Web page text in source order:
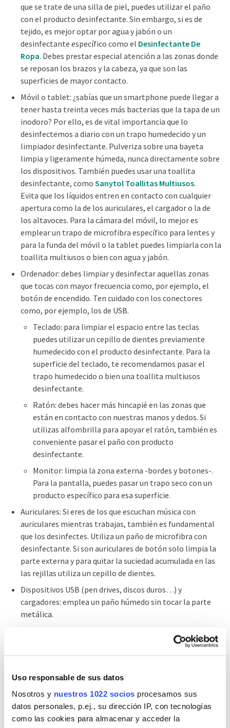
Uso responsable de sus datos
Nosotros y nuestros 1022 socios procesamos sus
datos personales, p.ej., su dirección IP, con tecnologías
como las cookies para almacenar y acceder la
que se trate de una silla de piel, puedes utilizar el paño
con el producto desinfectante. Sin embargo, si es de
tejido, es mejor optar por agua y jabón o un
desinfectante específico como el Desinfectante De
Ropa. Debes prestar especial atención a las zonas donde
se reposan los brazos y la cabeza, ya que son las
superficies de mayor contacto.
Móvil o tablet: ¿sabías que un smartphone puede llegar a
tener hasta treinta veces más bacterias que la tapa de un
inodoro? Por ello, es de vital importancia que lo
desinfectemos a diario con un trapo humedecido y un
limpiador desinfectante. Pulveriza sobre una bayeta
limpia y ligeramente húmeda, nunca directamente sobre
los dispositivos. También puedes usar una toallita
desinfectante, como Sanytol Toallitas Multiusos.
Evita que los líquidos entren en contacto con cualquier
apertura como la de los auriculares, el cargador o la de
los altavoces. Para la cámara del móvil, lo mejor es
emplear un trapo de microfibra específico para lentes y
para la funda del móvil o la tablet puedes limpiarla con la
toallita multiusos o bien con agua y jabón.
Ordenador: debes limpiar y desinfectar aquellas zonas
que tocas con mayor frecuencia como, por ejemplo, el
botón de encendido. Ten cuidado con los conectores
como, por ejemplo, los de USB.
Teclado: para limpiar el espacio entre las teclas
puedes utilizar un cepillo de dientes previamente
humedecido con el producto desinfectante. Para la
superficie del teclado, te recomendamos pasar el
trapo humedecido o bien una toallita multiusos
desinfectante.
Ratón: debes hacer más hincapié en las zonas que
están en contacto con nuestras manos y dedos. Si
utilizas alfombrilla para apoyar el ratón, también es
conveniente pasar el paño con producto
desinfectante.
Monitor: limpia la zona externa -bordes y botones-.
Para la pantalla, puedes pasar un trapo seco con un
producto específico para esa superficie.
Auriculares: Si eres de los que escuchan música con
auriculares mientras trabajas, también es fundamental
que los desinfectes. Utiliza un paño de microfibra con
desinfectante. Si son auriculares de botón solo limpia la
parte externa y para quitar la suciedad acumulada en las
las rejillas utiliza un cepillo de dientes.
Dispositivos USB (pen drives, discos duros…) y
cargadores: emplea un paño húmedo sin tocar la parte
metálica.
resistentes al agua puedes limpiarlos con agua y jabón.
finalizada la limpieza y desinfección de la zona de trabajo y
los dispositivos móviles debes lavarte las manos con agua y
jabón o gel desinfectante hidroalcohólico.